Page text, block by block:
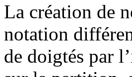
La création de
notation
de doigtés par